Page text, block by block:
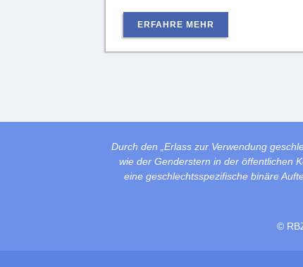
ERFAHRE MEHR
Durch den „Erlass zur Verwendung
wie der Genderstern in der öffentlichen
eine geschlechtsspezifische binäre
©